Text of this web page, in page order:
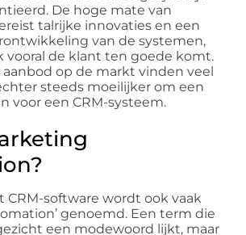
De hoge mate van
talrijke innovaties en een
van de systemen,
vooral de klant ten goede komt.
op de markt vinden veel
steeds moeilijker om een
voor een CRM-systeem.
CRM-software wordt ook vaak
genoemd. Een term die
een modewoord lijkt, maar